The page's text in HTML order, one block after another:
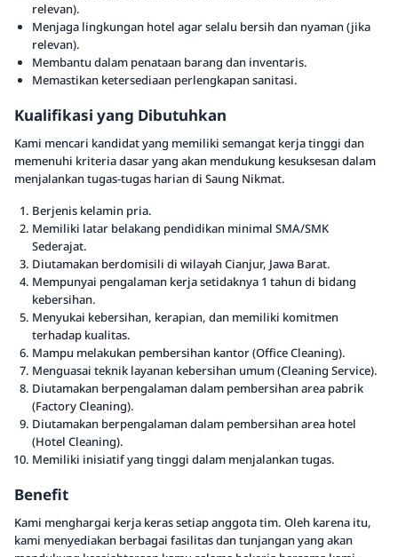
relevan).
Menjaga lingkungan hotel agar selalu bersih dan nyaman (jika
relevan).
Membantu dalam penataan barang dan inventaris.
Memastikan ketersediaan perlengkapan sanitasi.
Kualifikasi yang Dibutuhkan
Kami mencari kandidat yang memiliki semangat kerja tinggi dan
memenuhi kriteria dasar yang akan mendukung kesuksesan dalam
menjalankan tugas-tugas harian di Saung Nikmat.
Berjenis kelamin pria.
Memiliki latar belakang pendidikan minimal SMA/SMK
Sederajat.
Diutamakan berdomisili di wilayah Cianjur, Jawa Barat.
Mempunyai pengalaman kerja setidaknya 1 tahun di bidang
kebersihan.
Menyukai kebersihan, kerapian, dan memiliki komitmen
terhadap kualitas.
Mampu melakukan pembersihan kantor (Office Cleaning).
Menguasai teknik layanan kebersihan umum (Cleaning Service).
Diutamakan berpengalaman dalam pembersihan area pabrik
(Factory Cleaning).
Diutamakan berpengalaman dalam pembersihan area hotel
(Hotel Cleaning).
Memiliki inisiatif yang tinggi dalam menjalankan tugas.
Benefit
Kami menghargai kerja keras setiap anggota tim. Oleh karena itu,
kami menyediakan berbagai fasilitas dan tunjangan yang akan